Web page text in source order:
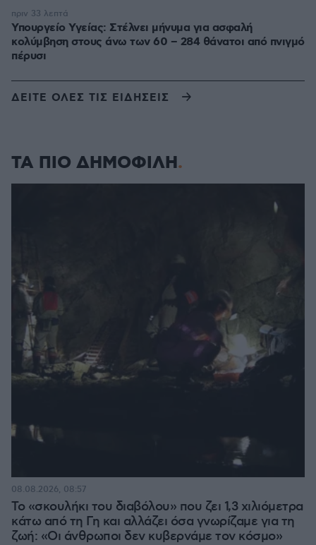
Υπουργείο Υγείας: Στέλνει μήνυμα για ασφαλή
κολύμβηση στους άνω των 60 – 284 θάνατοι από πνιγμό
πέρυσι
πριν 33 λεπτά
ΔΕΙΤΕ ΟΛΕΣ ΤΙΣ ΕΙΔΗΣΕΙΣ
ΤΑ ΠΙΟ ΔΗΜΟΦΙΛΗ
Το «σκουλήκι του διαβόλου» που ζει 1,3 χιλιόμετρα
κάτω από τη Γη και αλλάζει όσα γνωρίζαμε για τη
ζωή: «Οι άνθρωποι δεν κυβερνάμε τον κόσμο»
08.08.2026, 08:57